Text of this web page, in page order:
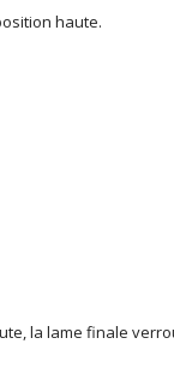
haute.
la lame finale